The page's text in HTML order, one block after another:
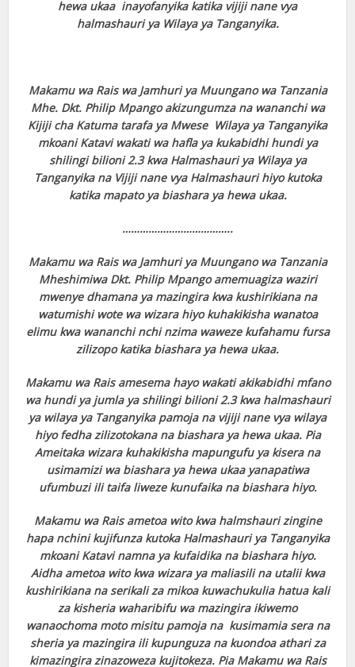
hewa ukaa inayofanyika katika vijiji nane vya
halmashauri ya Wilaya ya Tanganyika.
Makamu wa Rais wa Jamhuri ya Muungano wa Tanzania
Mhe. Dkt. Philip Mpango akizungumza na wananchi wa
Kijiji cha Katuma tarafa ya Mwese Wilaya ya Tanganyika
mkoani Katavi wakati wa hafla ya kukabidhi hundi ya
shilingi bilioni 2.3 kwa Halmashauri ya Wilaya ya
Tanganyika na Vijiji nane vya Halmashauri hiyo kutoka
katika mapato ya biashara ya hewa ukaa.
………………………………..
Makamu wa Rais wa Jamhuri ya Muungano wa Tanzania
Mheshimiwa Dkt. Philip Mpango amemuagiza waziri
mwenye dhamana ya mazingira kwa kushirikiana na
watumishi wote wa wizara hiyo kuhakikisha wanatoa
elimu kwa wananchi nchi nzima waweze kufahamu fursa
zilizopo katika biashara ya hewa ukaa.
Makamu wa Rais amesema hayo wakati akikabidhi mfano
wa hundi ya jumla ya shilingi bilioni 2.3 kwa halmashauri
ya wilaya ya Tanganyika pamoja na vijiji nane vya wilaya
hiyo fedha zilizotokana na biashara ya hewa ukaa. Pia
Ameitaka wizara kuhakikisha mapungufu ya kisera na
usimamizi wa biashara ya hewa ukaa yanapatiwa
ufumbuzi ili taifa liweze kunufaika na biashara hiyo.
Makamu wa Rais ametoa wito kwa halmshauri zingine
hapa nchini kujifunza kutoka Halmashauri ya Tanganyika
mkoani Katavi namna ya kufaidika na biashara hiyo.
Aidha ametoa wito kwa wizara ya maliasili na utalii kwa
kushirikiana na serikali za mikoa kuwachukulia hatua kali
za kisheria waharibifu wa mazingira ikiwemo
wanaochoma moto misitu pamoja na kusimamia sera na
sheria ya mazingira ili kupunguza na kuondoa athari za
kimazingira zinazoweza kujitokeza. Pia Makamu wa Rais